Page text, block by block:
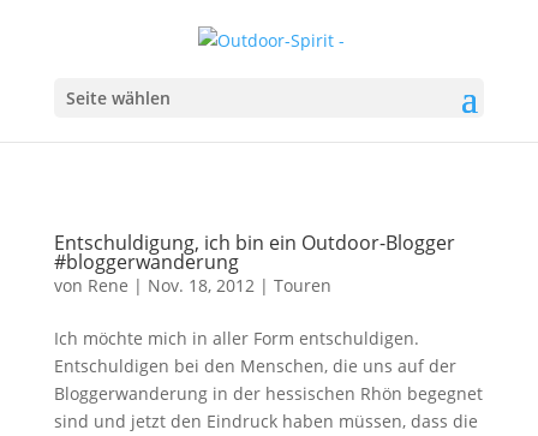
Seite wählen
Entschuldigung, ich bin ein Outdoor-Blogger
#bloggerwanderung
von Rene | Nov. 18, 2012| Touren
Ich möchte mich in aller Form entschuldigen.
Entschuldigen bei den Menschen, die uns auf der
Bloggerwanderung in der hessischen Rhön begegnet
sind und jetzt den Eindruck haben müssen, dass die